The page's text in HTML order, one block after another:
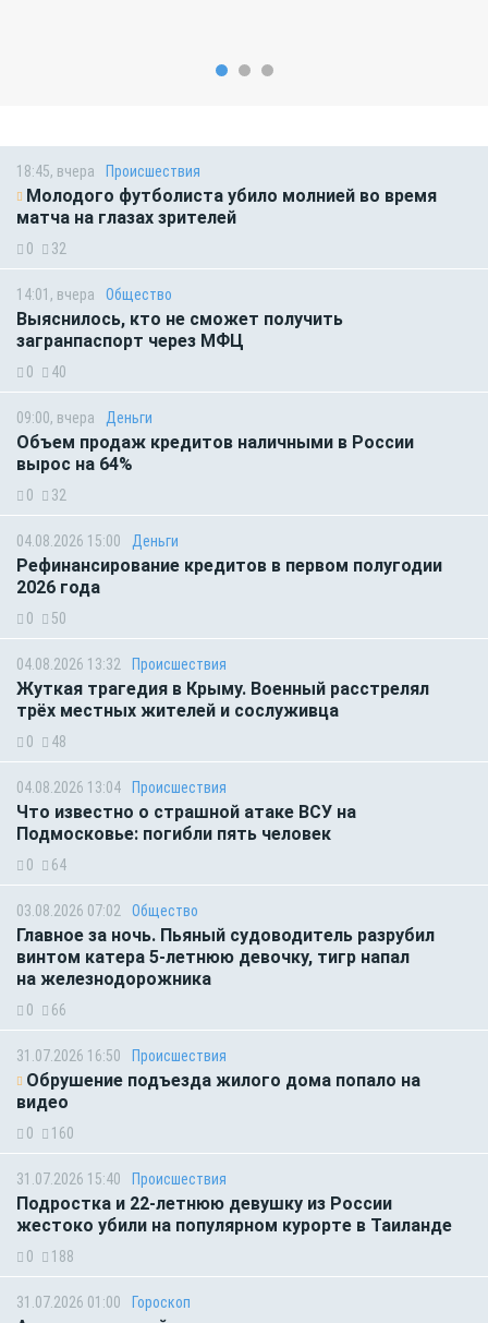
18:45, вчера Происшествия
Молодого футболиста убило молнией во время
матча на глазах зрителей
0 32
14:01, вчера Общество
Выяснилось, кто не сможет получить
загранпаспорт через МФЦ
0 40
09:00, вчера Деньги
Объем продаж кредитов наличными в России
вырос на 64%
0 32
04.08.2026 15:00 Деньги
Рефинансирование кредитов в первом полугодии
2026 года
0 50
04.08.2026 13:32 Происшествия
Жуткая трагедия в Крыму. Военный расстрелял
трёх местных жителей и сослуживца
0 48
04.08.2026 13:04 Происшествия
Что известно о страшной атаке ВСУ на
Подмосковье: погибли пять человек
0 64
03.08.2026 07:02 Общество
Главное за ночь. Пьяный судоводитель разрубил
винтом катера 5-летнюю девочку, тигр напал
на железнодорожника
0 66
31.07.2026 16:50 Происшествия
Обрушение подъезда жилого дома попало на
видео
0 160
31.07.2026 15:40 Происшествия
Подростка и 22-летнюю девушку из России
жестоко убили на популярном курорте в Таиланде
0 188
31.07.2026 01:00 Гороскоп